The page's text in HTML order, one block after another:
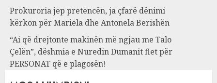
Prokuroria jep pretencën, ja çfarë dënimi
kërkon për Mariela dhe Antonela Berishën
“Ai që drejtonte makinën më ngjau me Talo
Çelën”, dëshmia e Nuredin Dumanit flet për
PERSONAT që e plagosën!